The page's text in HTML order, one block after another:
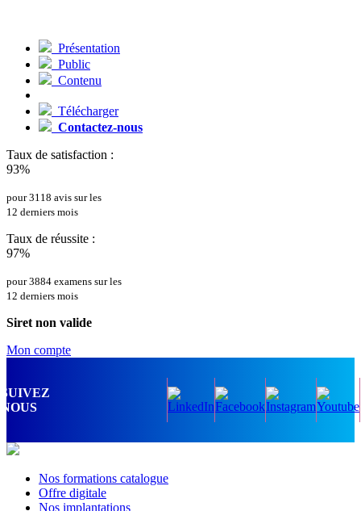
Présentation
Public
Contenu
Télécharger
Contactez-nous
Taux de satisfaction :
93%
pour 3118 avis sur les
12 derniers mois
Taux de réussite :
97%
pour 3884 examens sur les
12 derniers mois
Siret non valide
Mon compte
SUIVEZ
NOUS
Nos formations catalogue
Offre digitale
Nos implantations